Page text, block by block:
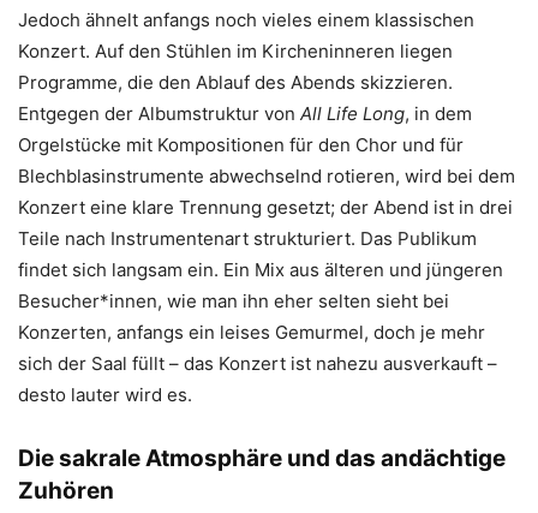
Jedoch ähnelt anfangs noch vieles einem klassischen
Konzert. Auf den Stühlen im Kircheninneren liegen
Programme, die den Ablauf des Abends skizzieren.
Entgegen der Albumstruktur von All Life Long, in dem
Orgelstücke mit Kompositionen für den Chor und für
Blechblasinstrumente abwechselnd rotieren, wird bei dem
Konzert eine klare Trennung gesetzt; der Abend ist in drei
Teile nach Instrumentenart strukturiert. Das Publikum
findet sich langsam ein. Ein Mix aus älteren und jüngeren
Besucher*innen, wie man ihn eher selten sieht bei
Konzerten, anfangs ein leises Gemurmel, doch je mehr
sich der Saal füllt – das Konzert ist nahezu ausverkauft –
desto lauter wird es.
Die sakrale Atmosphäre und das andächtige
Zuhören